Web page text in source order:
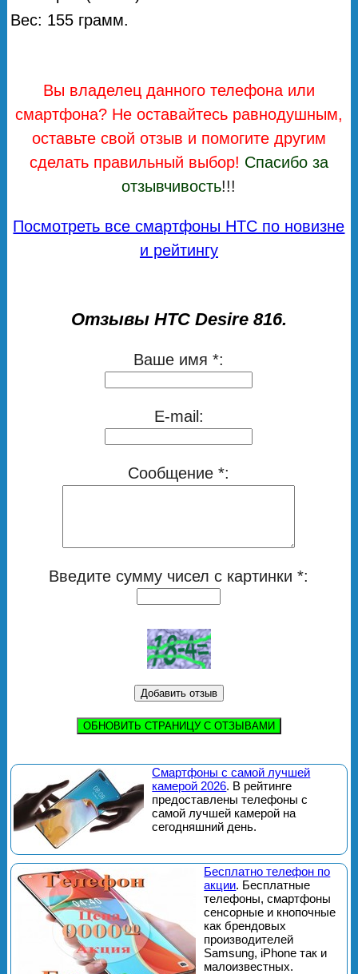
Вес: 155 грамм.
Вы владелец данного телефона или
смартфона? Не оставайтесь равнодушным,
оставьте свой отзыв и помогите другим
сделать правильный выбор! Спасибо за
отзывчивость!!!
Посмотреть все смартфоны HTC по новизне
и рейтингу
Отзывы HTC Desire 816.
Ваше имя *:
E-mail:
Сообщение *:
Введите сумму чисел с картинки *:
ОБНОВИТЬ СТРАНИЦУ С ОТЗЫВАМИ
Смартфоны с самой лучшей
камерой 2026. В рейтинге
предоставлены телефоны с
самой лучшей камерой на
сегодняшний день.
Бесплатно телефон по
акции. Бесплатные
телефоны, смартфоны
сенсорные и кнопочные
как брендовых
производителей
Samsung, iPhone так и
малоизвестных.